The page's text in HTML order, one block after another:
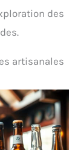
des
artisanales